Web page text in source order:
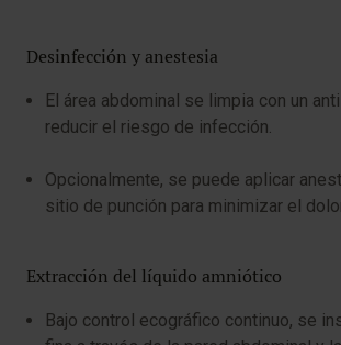
Desinfección y anestesia
El área abdominal se limpia con un
reducir el riesgo de infección.
Opcionalmente, se puede aplicar
sitio de punción para minimizar el
Extracción del líquido amniótico
Bajo control ecográfico continuo, se